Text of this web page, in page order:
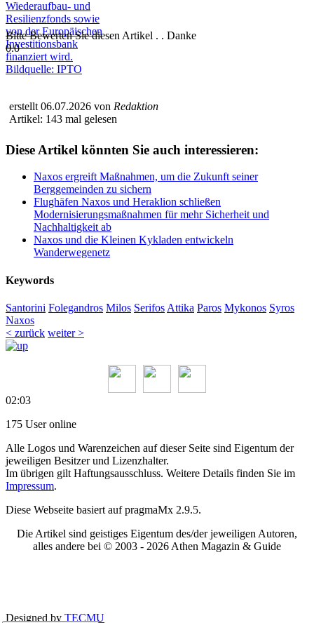
Bitte Bewerten Sie diesen Artikel . . Danke
0.0
erstellt 06.07.2026 von Redaktion
Artikel: 143 mal gelesen
Diese Artikel könnten Sie auch interessieren:
Naxos ergreift Maßnahmen, um die Zukunft seiner
Berggemeinden zu sichern
Flughäfen Naxos und Heraklion schließen
Modernisierungsmaßnahmen für mehr Sicherheit und
Nachhaltigkeit ab
Naxos und die Kleinen Kykladen entwickeln
Wanderwegenetz
Keywords
Santorini Folegandros Milos Serifos Attika Paros Mykonos Syros
Naxos
< zurück weiter >
02:03
175 User online
Alle Logos und Warenzeichen auf dieser Seite sind Eigentum der
jeweiligen Besitzer und Lizenzhalter.
Im übrigen gilt Haftungsausschluss. Weitere Details finden Sie im
Impressum.
Diese Webseite basiert auf pragmaMx 2.9.5.
Die Artikel sind geistiges Eigentum des/der jeweiligen Autoren,
alles andere bei © 2003 - 2026 Athen Magazin & Guide
Designed by TECMU